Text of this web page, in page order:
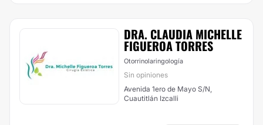
DRA. CLAUDIA MICHELLE
FIGUEROA TORRES
Otorrinolaringología
Sin opiniones
Avenida 1ero de Mayo S/N,
Cuautitlán Izcalli